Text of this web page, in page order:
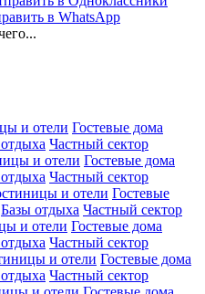
и отели Гостевые дома
Частный сектор
и отели Гостевые дома
Частный сектор
и отели Гостевые
Базы отдыха Частный сектор
и отели Гостевые дома
Частный сектор
и отели Гостевые дома
Частный сектор